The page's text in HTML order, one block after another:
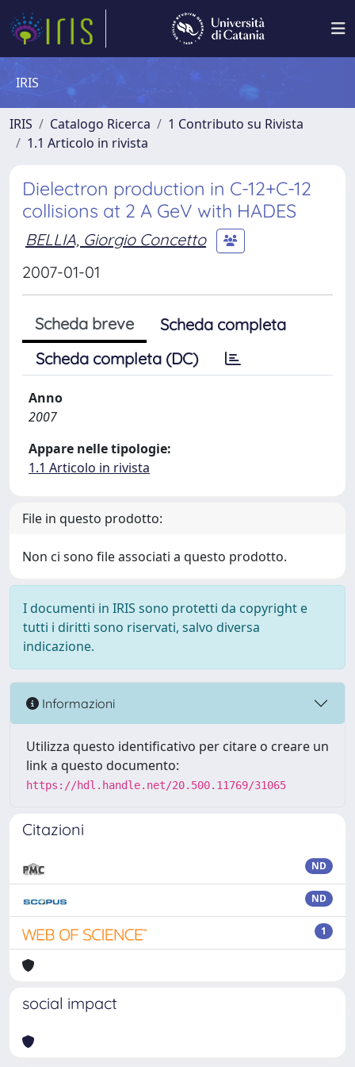
IRIS
IRIS Catalogo Ricerca
1 Contributo su Rivista
1.1 Articolo in rivista
Dielectron production in C-12+C-12
collisions at 2 A GeV with HADES
BELLIA, Giorgio Concetto
2007-01-01
Scheda breve
Scheda completa
Scheda completa (DC)
Anno
2007
Appare nelle tipologie:
1.1 Articolo in rivista
File in questo prodotto:
Non ci sono file associati a questo prodotto.
I documenti in IRIS sono protetti da copyright e
tutti i diritti sono riservati, salvo diversa
indicazione.
Informazioni
Utilizza questo identificativo per citare o creare un
link a questo documento:
https://hdl.handle.net/20.500.11769/31065
Citazioni
ND
ND
1
social impact